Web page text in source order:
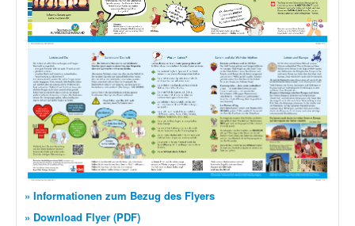
» Informationen zum Bezug des Flyers
» Download Flyer (PDF)